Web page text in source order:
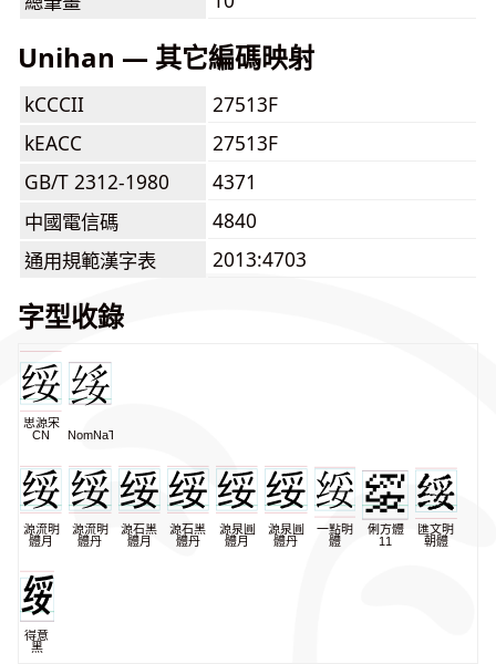
Unihan — 其它編碼映射
kCCCII
27513F
kEACC
27513F
GB/T 2312-1980
4371
中國電信碼
4840
通用規範漢字表
2013:4703
字型收錄
思源宋
CN
NomNaTong
源流明
體月
源流明
體丹
源石黑
體月
源石黑
體丹
源泉圓
體月
源泉圓
體丹
一點明
體
俐方體
11
匯文明
朝體
得意
黑